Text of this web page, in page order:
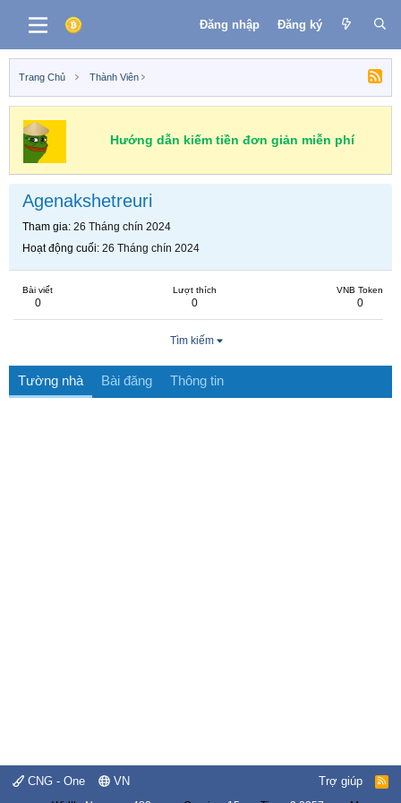
Đăng nhập Đăng ký
Trang Chủ Thành Viên
Hướng dẫn kiếm tiền đơn giản miễn phí
Agenakshetreuri
Tham gia 26 Tháng chín 2024
Hoạt động cuối 26 Tháng chín 2024
Bài viết
0
Lượt thích
0
VNB Token
0
Tìm kiếm
Tường nhà Bài đăng Thông tin
CNG - One VN Trợ giúp
R